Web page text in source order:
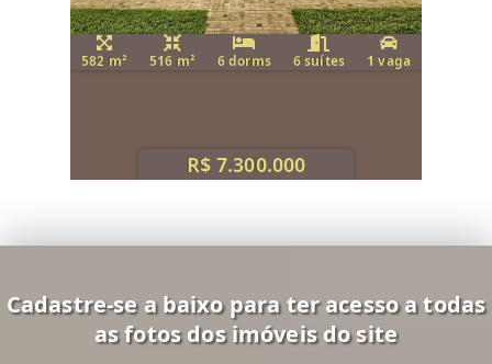
582 m² 516 m² 6 dorms 6 suítes 1 vaga
R$ 7.300.000
Cadastre-se a baixo para ter acesso a todas
as fotos dos imóveis do site